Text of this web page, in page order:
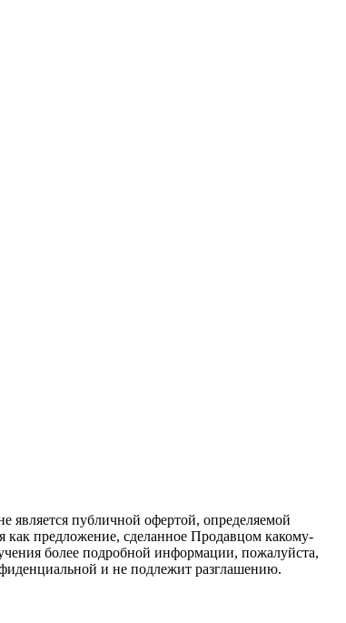
является публичной офертой, определяемой
как предложение, сделанное Продавцом какому-
более подробной информации, пожалуйста,
и не подлежит разглашению.